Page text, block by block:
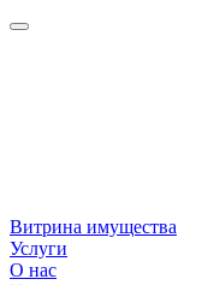
Витрина имущества
Услуги
О нас